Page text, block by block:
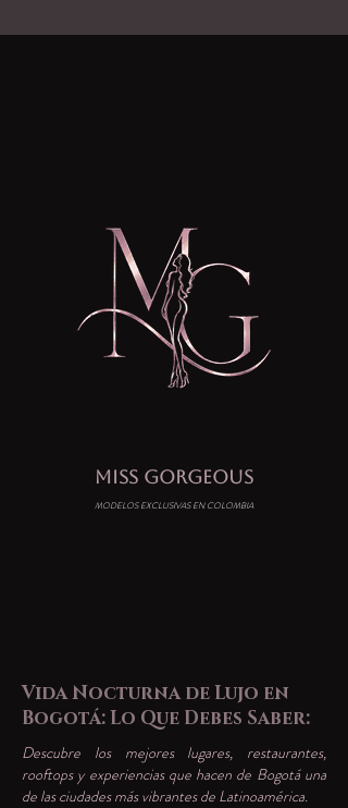
MISS GORGEOUS
MODELOS EXCLUSIVAS EN COLOMBIA
Vida Nocturna de Lujo en
Bogotá: Lo Que Debes Saber:
Descubre los mejores lugares, restaurantes,
rooftops y experiencias que hacen de Bogotá una
de las ciudades más vibrantes de Latinoamérica.